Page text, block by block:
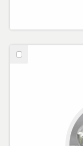
Välj